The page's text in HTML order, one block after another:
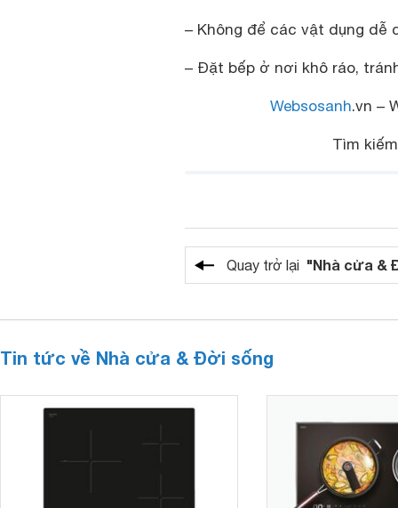
– Không để các vật dụng dễ
– Đặt bếp ở nơi khô ráo,
Websosanh.vn –
Tìm
Quay trở lại "Nhà cửa &
Tin tức về Nhà cửa & Đời sống